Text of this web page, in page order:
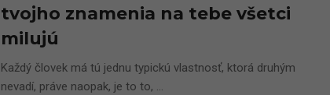
tvojho znamenia na tebe všetci
milujú
Každý človek má tú jednu typickú vlastnosť, ktorá druhým
nevadí, práve naopak, je to to, ...